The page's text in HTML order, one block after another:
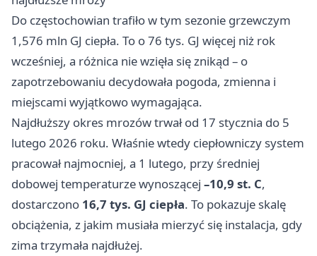
Do częstochowian trafiło w tym sezonie grzewczym
1,576 mln GJ ciepła. To o 76 tys. GJ więcej niż rok
wcześniej, a różnica nie wzięła się znikąd – o
zapotrzebowaniu decydowała pogoda, zmienna i
miejscami wyjątkowo wymagająca.
Najdłuższy okres mrozów trwał od 17 stycznia do 5
lutego 2026 roku. Właśnie wtedy ciepłowniczy system
pracował najmocniej, a 1 lutego, przy średniej
dobowej temperaturze wynoszącej –10,9 st. C,
dostarczono 16,7 tys. GJ ciepła. To pokazuje skalę
obciążenia, z jakim musiała mierzyć się instalacja, gdy
zima trzymała najdłużej.